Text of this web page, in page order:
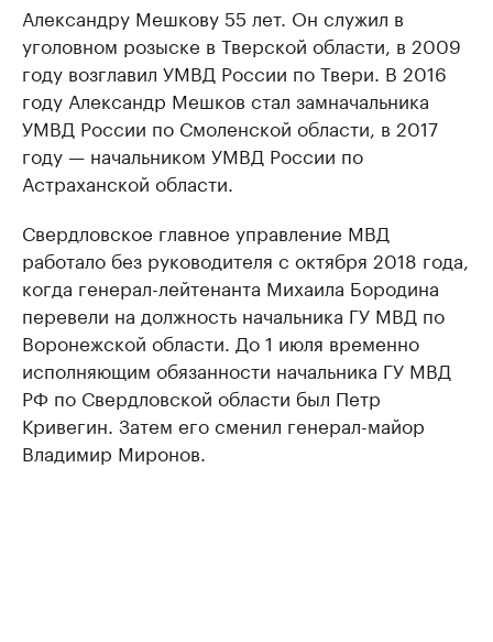
Александру Мешкову 55 лет. Он служил в
уголовном розыске в Тверской области, в 2009
году возглавил УМВД России по Твери. В 2016
году Александр Мешков стал замначальника
УМВД России по Смоленской области, в 2017
году — начальником УМВД России по
Астраханской области.
Свердловское главное управление МВД
работало без руководителя с октября 2018 года,
когда генерал-лейтенанта Михаила Бородина
перевели на должность начальника ГУ МВД по
Воронежской области. До 1 июля временно
исполняющим обязанности начальника ГУ МВД
РФ по Свердловской области был Петр
Кривегин. Затем его сменил генерал-майор
Владимир Миронов.